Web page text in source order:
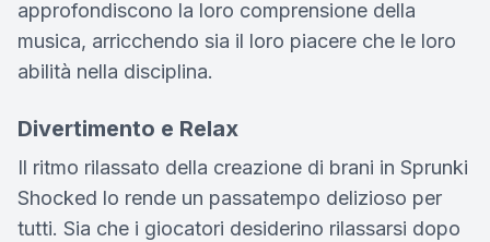
approfondiscono la loro comprensione della
musica, arricchendo sia il loro piacere che le loro
abilità nella disciplina.
Divertimento e Relax
Il ritmo rilassato della creazione di brani in Sprunki
Shocked lo rende un passatempo delizioso per
tutti. Sia che i giocatori desiderino rilassarsi dopo